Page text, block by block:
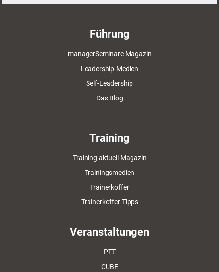
Führung
managerSeminare Magazin
Leadership-Medien
Self-Leadership
Das Blog
Training
Training aktuell Magazin
Trainingsmedien
Trainerkoffer
Trainerkoffer Tipps
Veranstaltungen
PTT
CUBE